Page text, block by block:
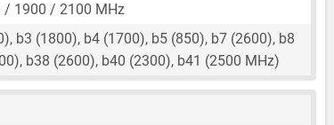
1900 / 2100 MHz
b3 (1800), b4 (1700), b5 (850), b7 (2600), b8
b38 (2600), b40 (2300), b41 (2500 MHz)